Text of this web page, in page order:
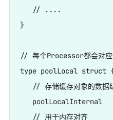
   // ....
}
// 每个Processor都会对
type poolLocal struct
// 存储缓存对象的数据
   poolLocalInternal
   // 用于内存对齐